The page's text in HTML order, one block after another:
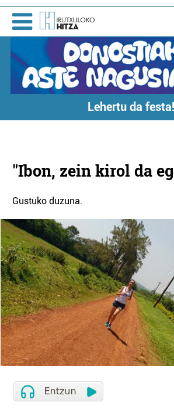
Lehertu da festa!
"Ibon, zein kirol da
Gustuko duzuna.